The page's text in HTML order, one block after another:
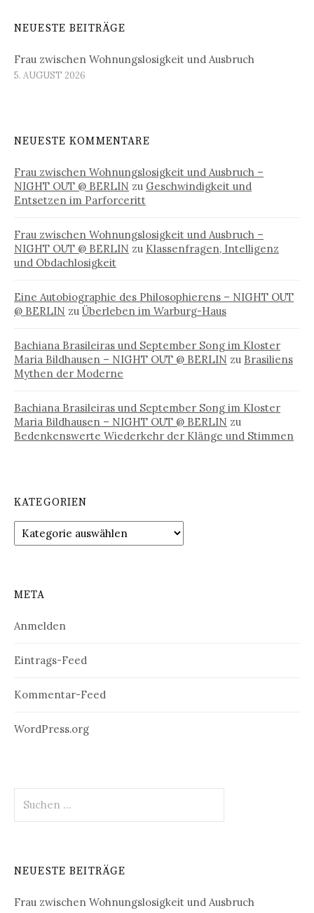
NEUESTE BEITRÄGE
Frau zwischen Wohnungslosigkeit und Ausbruch
5. AUGUST 2026
NEUESTE KOMMENTARE
Frau zwischen Wohnungslosigkeit und Ausbruch –
NIGHT OUT @ BERLIN zu Geschwindigkeit und
Entsetzen im Parforceritt
Frau zwischen Wohnungslosigkeit und Ausbruch –
NIGHT OUT @ BERLIN zu Klassenfragen, Intelligenz
und Obdachlosigkeit
Eine Autobiographie des Philosophierens – NIGHT OUT
@ BERLIN zu Überleben im Warburg-Haus
Bachiana Brasileiras und September Song im Kloster
Maria Bildhausen – NIGHT OUT @ BERLIN zu Brasiliens
Mythen der Moderne
Bachiana Brasileiras und September Song im Kloster
Maria Bildhausen – NIGHT OUT @ BERLIN zu
Bedenkenswerte Wiederkehr der Klänge und Stimmen
KATEGORIEN
Kategorien
META
Anmelden
Eintrags-Feed
Kommentar-Feed
WordPress.org
nach:
NEUESTE BEITRÄGE
Frau zwischen Wohnungslosigkeit und Ausbruch